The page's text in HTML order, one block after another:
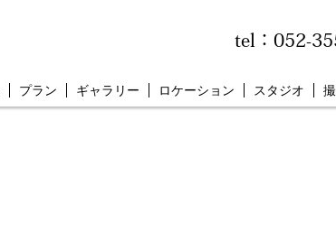
tel：052-
プラン ギャラリー ロケーション スタジオ